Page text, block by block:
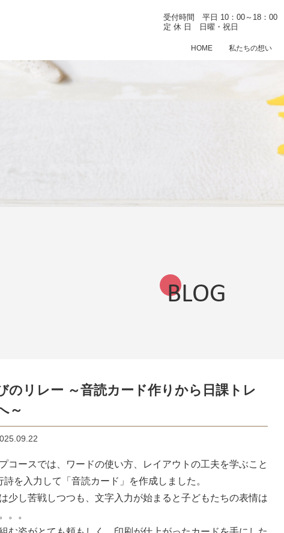
HOME 私たちの想い
受付時間 平日 10：00～18：00
定 休 日 日曜・祝日
BLOG
のリレー ～音読カード作りから日課トレ
～
コースでは、ワードの使い方、レイアウトの工夫を学ぶこと
詩を入力して「音読カード」を作成しました。
少し苦戦しつつも、文字入力が始まると子どもたちの表情は
。。